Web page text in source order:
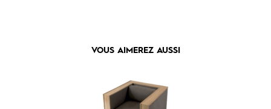
VOUS AIMEREZ AUSSI